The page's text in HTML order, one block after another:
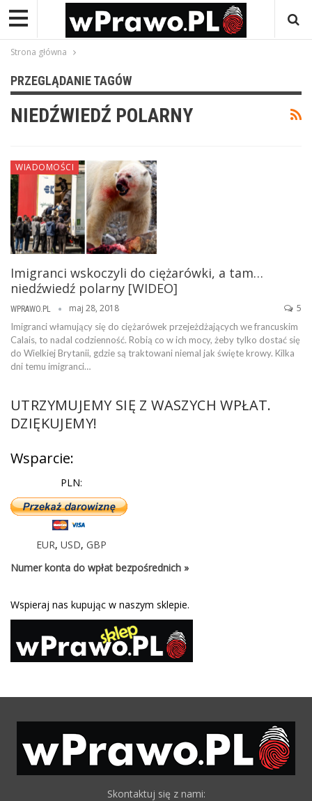
Strona główna
PRZEGLĄDANIE TAGÓW
NIEDŹWIEDŹ POLARNY
WIADOMOŚCI
Imigranci wskoczyli do ciężarówki, a tam…
niedźwiedź polarny [WIDEO]
WPRAWO.PL maj 28, 2018 5
Imigranci włamujący się do ciężarówek przejeżdżających we francuskim
Calais, to nadal codzienność. Robią co w ich mocy, żeby tylko dostać się
do Wielkiej Brytanii, gdzie są traktowani niemal jak święte krowy. Kilka
dni temu imigranci…
UTRZYMUJEMY SIĘ Z WASZYCH WPŁAT.
DZIĘKUJEMY!
Wsparcie:
PLN:
EUR, USD, GBP
Numer konta do wpłat bezpośrednich »
Wspieraj nas kupując w naszym sklepie.
Skontaktuj się z nami: